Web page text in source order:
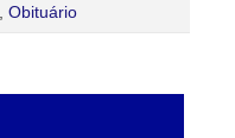
Obituário